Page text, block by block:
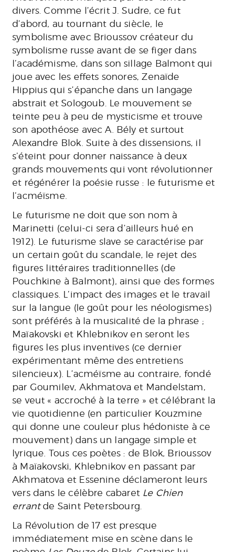
divers. Comme l’écrit J. Sudre, ce fut
d’abord, au tournant du siècle, le
symbolisme avec Brioussov créateur du
symbolisme russe avant de se figer dans
l’académisme, dans son sillage Balmont qui
joue avec les effets sonores, Zenaïde
Hippius qui s’épanche dans un langage
abstrait et Sologoub. Le mouvement se
teinte peu à peu de mysticisme et trouve
son apothéose avec A. Bély et surtout
Alexandre Blok. Suite à des dissensions, il
s’éteint pour donner naissance à deux
grands mouvements qui vont révolutionner
et régénérer la poésie russe : le futurisme et
l’acméïsme.
Le futurisme ne doit que son nom à
Marinetti (celui-ci sera d’ailleurs hué en
1912). Le futurisme slave se caractérise par
un certain goût du scandale, le rejet des
figures littéraires traditionnelles (de
Pouchkine à Balmont), ainsi que des formes
classiques. L’impact des images et le travail
sur la langue (le goût pour les néologismes)
sont préférés à la musicalité de la phrase ;
Maïakovski et Khlebnikov en seront les
figures les plus inventives (ce dernier
expérimentant même des entretiens
silencieux). L’acméïsme au contraire, fondé
par Goumilev, Akhmatova et Mandelstam,
se veut « accroché à la terre » et célébrant la
vie quotidienne (en particulier Kouzmine
qui donne une couleur plus hédoniste à ce
mouvement) dans un langage simple et
lyrique. Tous ces poètes : de Blok, Brioussov
à Maïakovski, Khlebnikov en passant par
Akhmatova et Essenine déclameront leurs
vers dans le célèbre cabaret Le Chien
errantde Saint Petersbourg.
La Révolution de 17 est presque
immédiatement mise en scène dans le